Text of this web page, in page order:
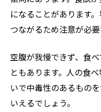
になることがあります
つながるため注意が必要
空腹が我慢できず、食
ともあります。人の食
いで中毒性のあるもの
いえるでしょう。